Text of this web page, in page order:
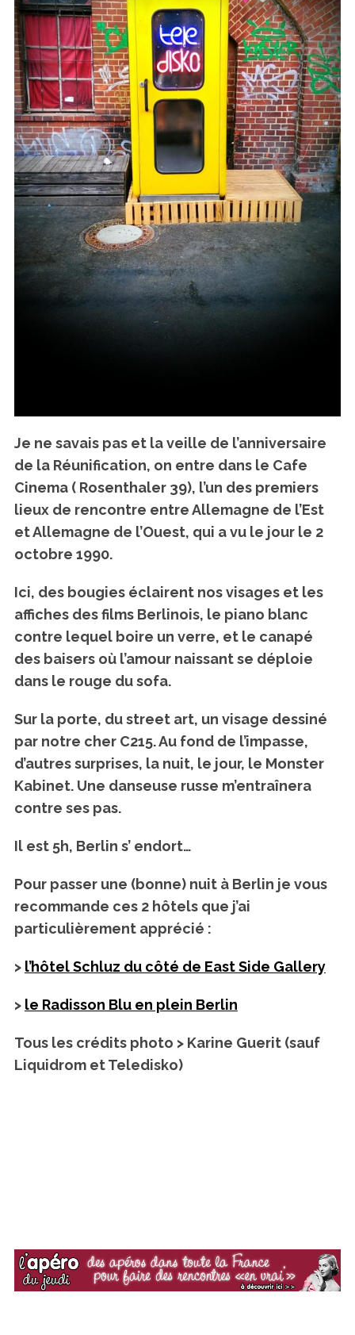
Je ne savais pas et la veille de l’anniversaire
de la Réunification, on entre dans le Cafe
Cinema ( Rosenthaler 39), l’un des premiers
lieux de rencontre entre Allemagne de l’Est
et Allemagne de l’Ouest, qui a vu le jour le 2
octobre 1990.
Ici, des bougies éclairent nos visages et les
affiches des films Berlinois, le piano blanc
contre lequel boire un verre, et le canapé
des baisers où l’amour naissant se déploie
dans le rouge du sofa.
Sur la porte, du street art, un visage dessiné
par notre cher C215. Au fond de l’impasse,
d’autres surprises, la nuit, le jour, le Monster
Kabinet. Une danseuse russe m’entraînera
contre ses pas.
Il est 5h, Berlin s’ endort…
Pour passer une (bonne) nuit à Berlin je vous
recommande ces 2 hôtels que j’ai
particulièrement apprécié :
> l’hôtel Schluz du côté de East Side Gallery
> le Radisson Blu en plein Berlin
Tous les crédits photo > Karine Guerit (sauf
Liquidrom et Teledisko)